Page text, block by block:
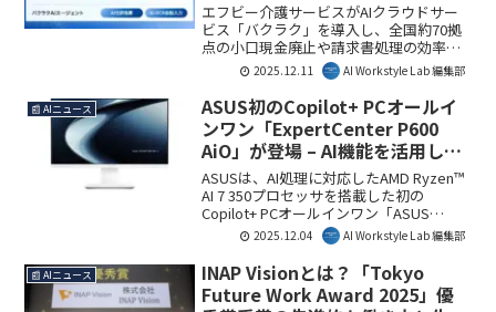
エフビー介護サービスがAIクラウドサー
ビス「バクラク」を導入し、全国約70拠
点の小口現金廃止や請求書処理の効率化
を実現しました。これにより、経費精
算・支出管理業務が抜本的に改善され、
従業員はコア業務に集中できるようにな
ります。介護業界におけるDX推進の具体
的な成功事例として、多くの企業にとっ
て示唆に富む内容です。
2025.12.11 AI Workstyle Lab 編集部
📰 AIニュース
ASUS初のCopilot+ PCオールイ
ンワン「ExpertCenter P600
AiO」が登場 – AI機能を活用した
新しいビジネススタイルを提案
ASUSは、AI処理に対応したAMD Ryzen™
AI 7 350プロセッサを搭載した初の
Copilot+ PCオールインワン「ASUS
ExpertCenter P600 AiO (PM640KA)」を発
表しました。本製品は、AIアシスタント
機能「ASUS AI ExpertMeet」を搭載し、
オンライン会議や日常業務における生産
性向上を支援します。
2025.12.04 AI Workstyle Lab 編集部
📰 AIニュース
INAP Visionとは？「Tokyo
Future Work Award 2025」優